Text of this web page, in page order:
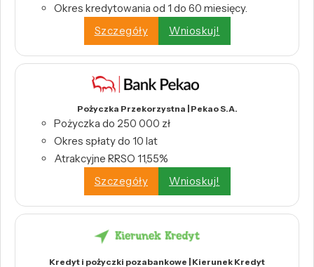
Okres kredytowania od 1 do 60 miesięcy.
Szczegóły
Wnioskuj!
Pożyczka Przekorzystna | Pekao S.A.
Pożyczka do 250 000 zł
Okres spłaty do 10 lat
Atrakcyjne RRSO 11,55%
Szczegóły
Wnioskuj!
Kredyt i pożyczki pozabankowe | Kierunek Kredyt